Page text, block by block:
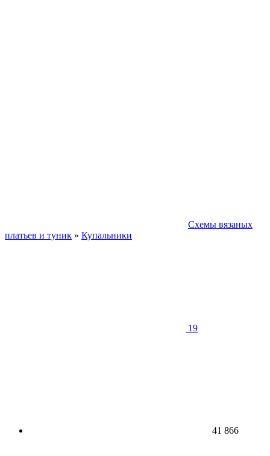
Схемы вязаных
платьев и туник » Купальники
19
41 866